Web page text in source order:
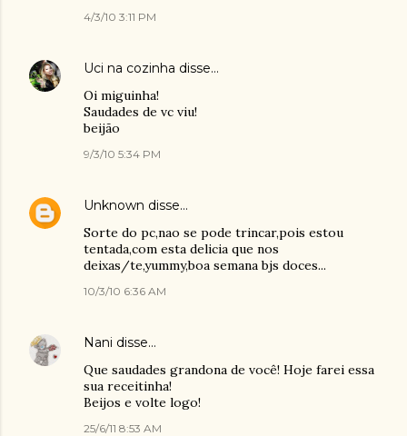
4/3/10 3:11 PM
Uci na cozinha disse…
Oi miguinha!
Saudades de vc viu!
beijão
9/3/10 5:34 PM
Unknown disse…
Sorte do pc,nao se pode trincar,pois estou
tentada,com esta delicia que nos
deixas/te,yummy,boa semana bjs doces...
10/3/10 6:36 AM
Nani disse…
Que saudades grandona de você! Hoje farei essa
sua receitinha!
Beijos e volte logo!
25/6/11 8:53 AM